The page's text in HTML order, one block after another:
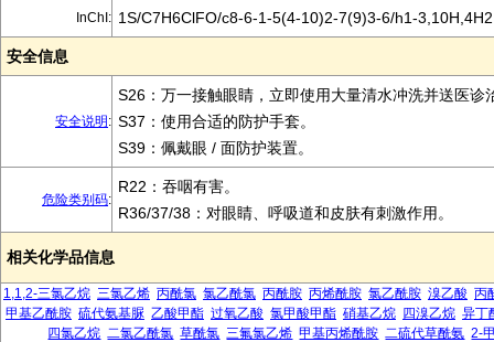
InChI: 1S/C7H6ClFO/c8-6-1-5(4-10)2-7(9)3-6/h1-3,10H,4H2
安全信息
安全说明 :
S26：万一接触眼睛，立即使用大量清水冲洗并送医诊
S37：使用合适的防护手套。
S39：佩戴眼 / 面防护装置。
危险类别码:
R22：吞咽有害。
R36/37/38：对眼睛、呼吸道和皮肤有刺激作用。
相关化学品信息
1,1,2-三氯乙烷 三氯乙烯 丙酰氯 氯乙酰氯 丙酰胺 丙烯酰胺 氯乙酰胺 溴乙酸 丙
甲基乙酰胺 硫代氨基脲 乙酸甲酯 过氧乙酸 氯甲酸甲酯 硝基乙烷 四溴乙烷 异丁
四氯乙烷 二氯乙酰氯 草酰氯 三氟氯乙烯 甲基丙烯酰胺 二硫代草酰氨 2-